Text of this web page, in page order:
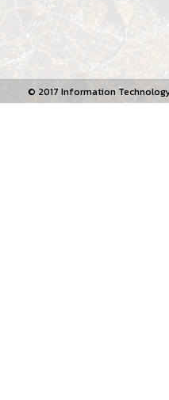
© 2017 Information